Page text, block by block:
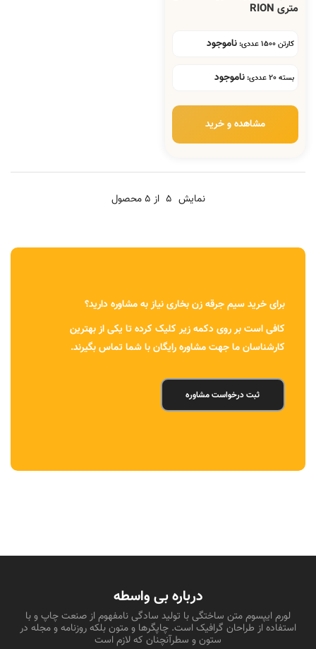
متری RION
کارتن 1500 عددی: ناموجود
بسته 20 عددی: ناموجود
مشاهده و خرید
نمایش 5 از 5 محصول
برای خرید سیم جرقه زن بخاری نیاز به مشاوره دارید؟
کافی است بر روی دکمه زیر کلیک کرده تا یکی از بهترین
کارشناسان ما جهت مشاوره رایگان با شما تماس بگیرند.
ثبت درخواست مشاوره
درباره بی واسطه
لورم ایپسوم متن ساختگی با تولید سادگی نامفهوم از صنعت چاپ و با
استفاده از طراحان گرافیک است. چاپگرها و متون بلکه روزنامه و مجله در
ستون و سطرآنچنان که لازم است